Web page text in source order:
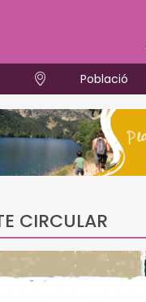
Població
CIRCULAR